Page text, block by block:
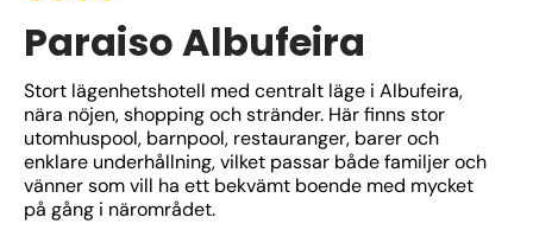
Paraiso Albufeira
Stort lägenhetshotell med centralt läge i Albufeira,
nära nöjen, shopping och stränder. Här finns stor
utomhuspool, barnpool, restauranger, barer och
enklare underhållning, vilket passar både familjer och
vänner som vill ha ett bekvämt boende med mycket
på gång i närområdet.